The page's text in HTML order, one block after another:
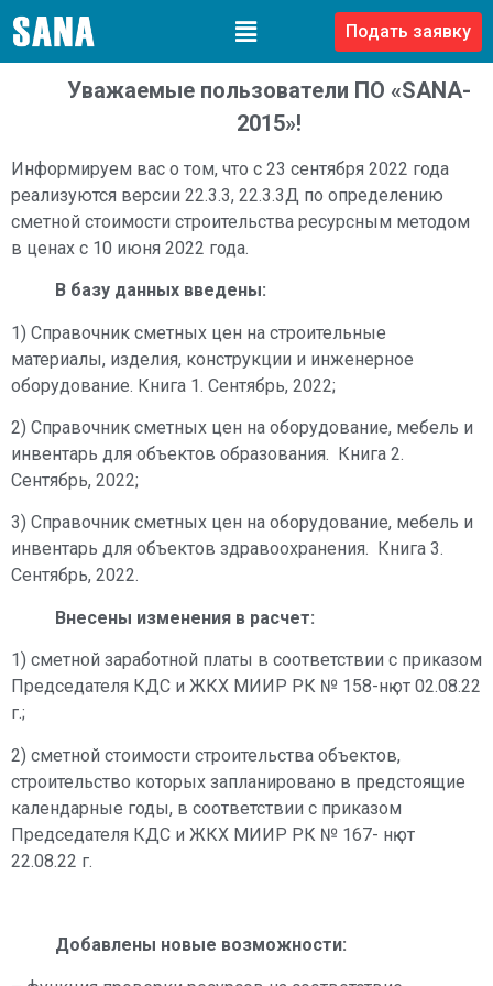
Подать заявку
Уважаемые пользователи ПО «SANA-
2015»!
Информируем вас о том, что с 23 сентября 2022 года
реализуются версии 22.3.3, 22.3.3Д по определению
сметной стоимости строительства ресурсным методом
в ценах с 10 июня 2022 года.
В базу данных введены:
1) Справочник сметных цен на строительные
материалы, изделия, конструкции и инженерное
оборудование. Книга 1. Сентябрь, 2022;
2) Справочник сметных цен на оборудование, мебель и
инвентарь для объектов образования. Книга 2.
Сентябрь, 2022;
3) Справочник сметных цен на оборудование, мебель и
инвентарь для объектов здравоохранения. Книга 3.
Сентябрь, 2022.
Внесены изменения в расчет:
1) сметной заработной платы в соответствии с приказом
Председателя КДС и ЖКХ МИИР РК № 158-нқ от 02.08.22
г.;
2) сметной стоимости строительства объектов,
строительство которых запланировано в предстоящие
календарные годы, в соответствии с приказом
Председателя КДС и ЖКХ МИИР РК № 167- нқ от
22.08.22 г.
Добавлены новые возможности: